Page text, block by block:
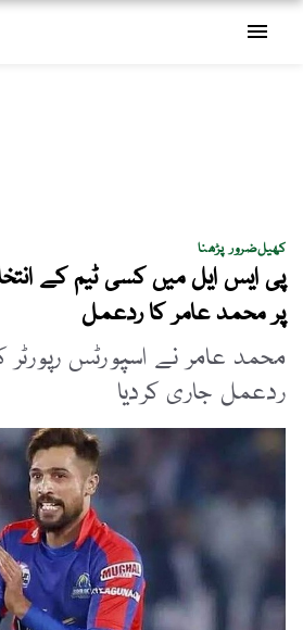
menu
کھیلضرور پڑھنا
پی ایس ایل میں کسی ٹیم کے
پر محمد عامر کا ردعمل
محمد عامر نے اسپورٹس رپورٹر
ردعمل جاری کردیا